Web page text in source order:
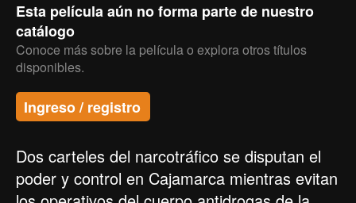
Esta película aún no forma parte de nuestro
catálogo
Conoce más sobre la película o explora otros títulos
disponibles.
Ingreso / registro
Dos carteles del narcotráfico se disputan el
poder y control en Cajamarca mientras evitan